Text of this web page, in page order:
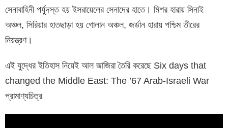
সেনাবাহিনী পর্যুদস্ত হয় ইসরায়েলের সেনাদের হাতে। মিশর হারায় সিনাই
অঞ্চল, সিরিয়ার হাতছাড়া হয় গোলান অঞ্চল, জর্ডান হারায় পশ্চিম তীরের
নিয়ন্ত্রণ।
এই যুদ্ধের ইতিহাস নিয়েই আল জাজিরা তৈরি করেছে Six days that
changed the Middle East: The ’67 Arab-Israeli War
প্রামাণ্যচিত্র